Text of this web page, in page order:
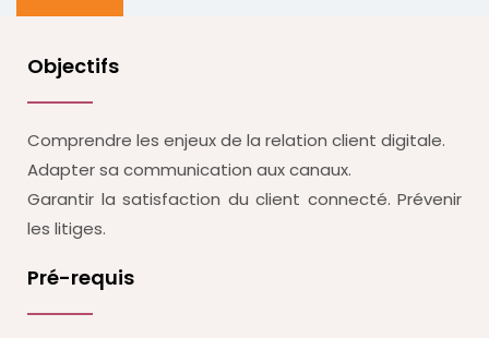
Objectifs
Comprendre les enjeux de la relation client digitale.
Adapter sa communication aux canaux.
Garantir la satisfaction du client connecté. Prévenir
les litiges.
Pré-requis